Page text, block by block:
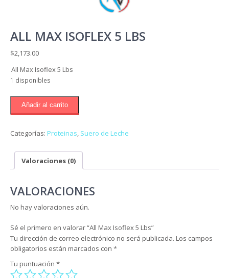
ALL MAX ISOFLEX 5 LBS
$2,173.00
All Max Isoflex 5 Lbs
1 disponibles
Max
5
cantidad
Añadir al carrito
Categorías: Proteinas, Suero de Leche
Valoraciones (0)
VALORACIONES
No hay valoraciones aún.
Sé el primero en valorar “All Max Isoflex 5 Lbs”
Tu dirección de correo electrónico no será publicada. Los campos
obligatorios están marcados con *
Tu puntuación *